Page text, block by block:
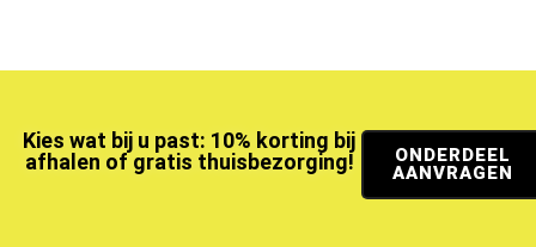
Kies wat bij u past: 10% korting bij
afhalen of gratis thuisbezorging!
ONDERDEEL
AANVRAGEN